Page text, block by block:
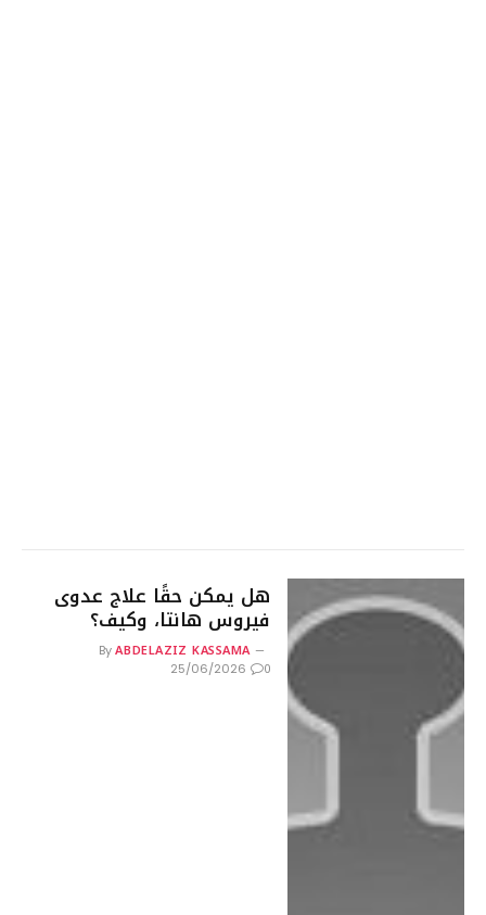
هل يمكن حقًا علاج عدوى
فيروس هانتا، وكيف؟
By ABDELAZIZ KASSAMA
25/06/2026 0